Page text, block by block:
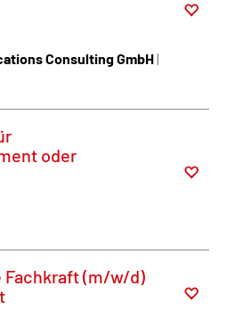
Consulting GmbH|
oder
Fachkraft (m/w/d)